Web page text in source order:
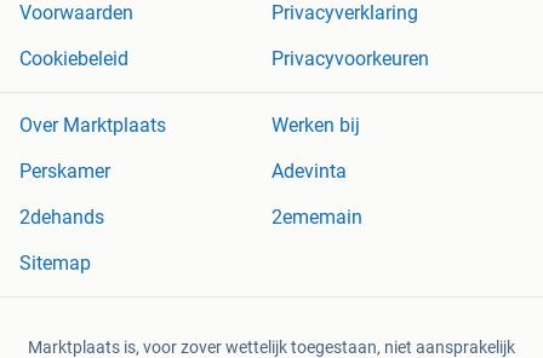
Voorwaarden
Privacyverklaring
Cookiebeleid
Privacyvoorkeuren
Over Marktplaats
Werken bij
Perskamer
Adevinta
2dehands
2ememain
Sitemap
Marktplaats is, voor zover wettelijk toegestaan, niet aansprakelijk